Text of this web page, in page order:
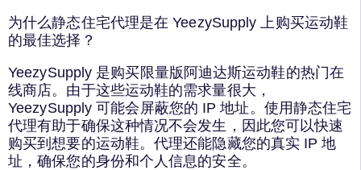
为什么静态住宅代理是在 YeezySupply 上购买运动鞋
的最佳选择？
YeezySupply 是购买限量版阿迪达斯运动鞋的热门在
线商店。由于这些运动鞋的需求量很大，
YeezySupply 可能会屏蔽您的 IP 地址。使用静态住宅
代理有助于确保这种情况不会发生，因此您可以快速
购买到想要的运动鞋。代理还能隐藏您的真实 IP 地
址，确保您的身份和个人信息的安全。